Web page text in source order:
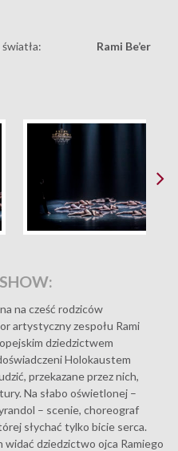
Rami Be’er
na cześć rodziców
artystyczny zespołu Rami
dziedzictwem
Holokaustem
przekazane przez nich,
Na słabo oświetlonej –
– scenie, choreograf
słychać tylko bicie serca.
dziedzictwo ojca Ramiego